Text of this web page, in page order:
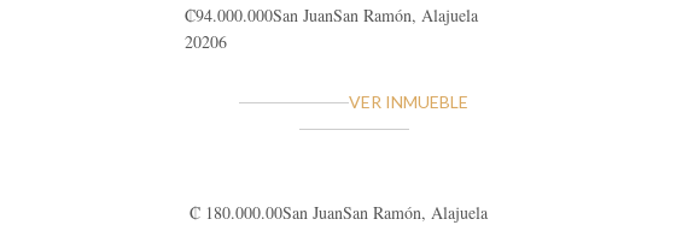
₡94.000.000San JuanSan Ramón, Alajuela
20206
VER INMUEBLE
₡ 180.000.00San JuanSan Ramón, Alajuela